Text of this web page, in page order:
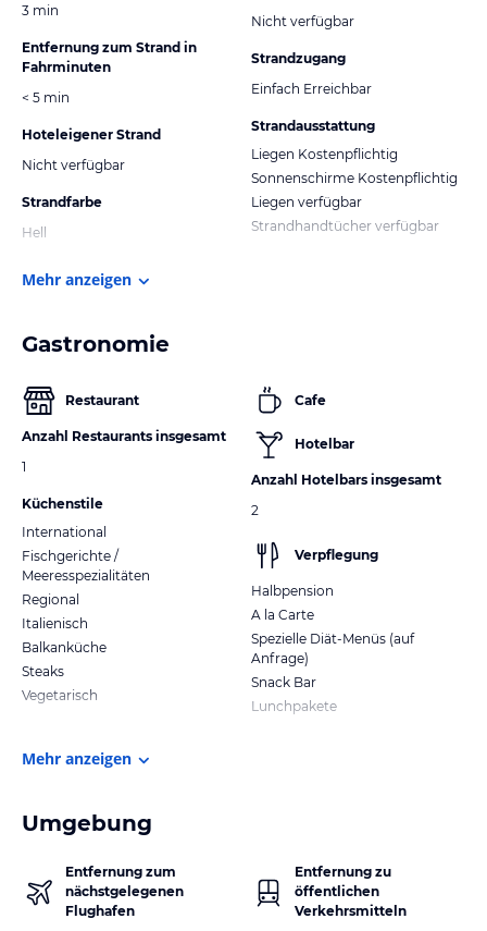
3 min
Entfernung zum Strand in
Fahrminuten
< 5 min
Hoteleigener Strand
Nicht verfügbar
Strandfarbe
Hell
Nicht verfügbar
Strandzugang
Einfach Erreichbar
Strandausstattung
Liegen Kostenpflichtig
Sonnenschirme Kostenpflichtig
Liegen verfügbar
Strandhandtücher verfügbar
Mehr anzeigen
Gastronomie
Restaurant
Anzahl Restaurants insgesamt
1
Küchenstile
International
Fischgerichte /
Meeresspezialitäten
Regional
Italienisch
Balkanküche
Steaks
Vegetarisch
Cafe
Hotelbar
Anzahl Hotelbars insgesamt
2
Verpflegung
Halbpension
A la Carte
Spezielle Diät-Menüs (auf
Anfrage)
Snack Bar
Lunchpakete
Mehr anzeigen
Umgebung
Entfernung zum
nächstgelegenen
Flughafen
Entfernung zu
öffentlichen
Verkehrsmitteln